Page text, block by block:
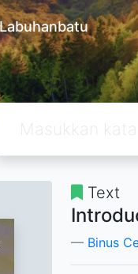
Text
Binus